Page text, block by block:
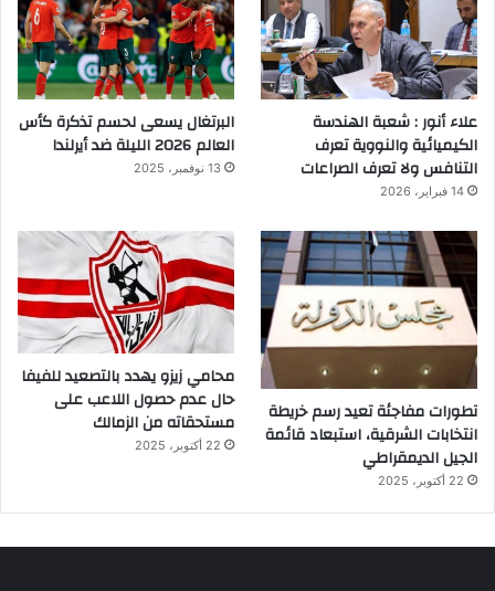
علاء أنور : شعبة الهندسة
الكيميائية والنووية تعرف
التنافس ولا تعرف الصراعات
14 فبراير، 2026
البرتغال يسعى لحسم تذكرة كأس
العالم 2026 الليلة ضد أيرلندا
13 نوفمبر، 2025
تطورات مفاجئة تعيد رسم خريطة
انتخابات الشرقية، استبعاد قائمة
الجيل الديمقراطي
22 أكتوبر، 2025
محامي زيزو يهدد بالتصعيد للفيفا
حال عدم حصول اللاعب على
مستحقاته من الزمالك
22 أكتوبر، 2025